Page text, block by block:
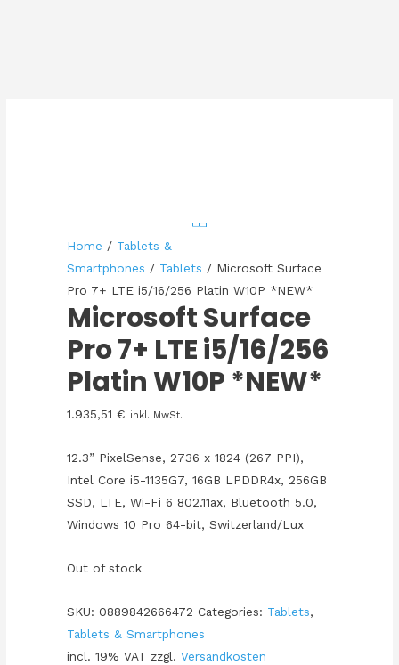
Home / Tablets &
Smartphones / Tablets / Microsoft Surface
Pro 7+ LTE i5/16/256 Platin W10P *NEW*
Microsoft Surface
Pro 7+ LTE i5/16/256
Platin W10P *NEW*
1.935,51€ inkl. MwSt.
12.3” PixelSense, 2736 x 1824 (267 PPI),
Intel Core i5-1135G7, 16GB LPDDR4x, 256GB
SSD, LTE, Wi-Fi 6 802.11ax, Bluetooth 5.0,
Windows 10 Pro 64-bit, Switzerland/Lux
Out of stock
SKU:0889842666472 Categories: Tablets,
Tablets & Smartphones
incl. 19% VAT zzgl.Versandkosten